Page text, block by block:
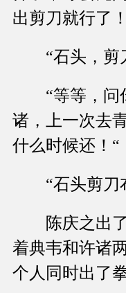
出剪刀就行了！
“石头，剪
“等等，问
诸，上一次去
什么时候还！“
“石头剪刀
陈庆之出了
着典韦和许诸
个人同时出了拳